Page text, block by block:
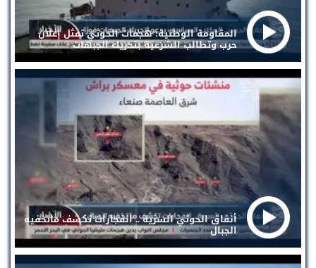
المقاومة الوطنية: هجمات الحوثي تمثل إعلان
حرب وتطالب الشرعية بتحريك الجبهات
أنفاق الحوثي السرية .. انفجارات تكشف ماتخفيه
الجبال